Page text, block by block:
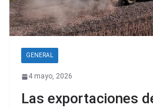
GENERAL
4 mayo, 2026
Las exportaciones